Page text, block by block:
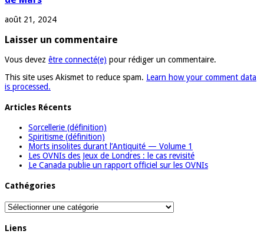
août 21, 2024
Laisser un commentaire
Vous devez être connecté(e) pour rédiger un commentaire.
This site uses Akismet to reduce spam. Learn how your comment data
is processed.
Articles Récents
Sorcellerie (définition)
Spiritisme (définition)
Morts insolites durant l’Antiquité — Volume 1
Les OVNIs des Jeux de Londres : le cas revisité
Le Canada publie un rapport officiel sur les OVNIs
Cathégories
Cathégories
Liens